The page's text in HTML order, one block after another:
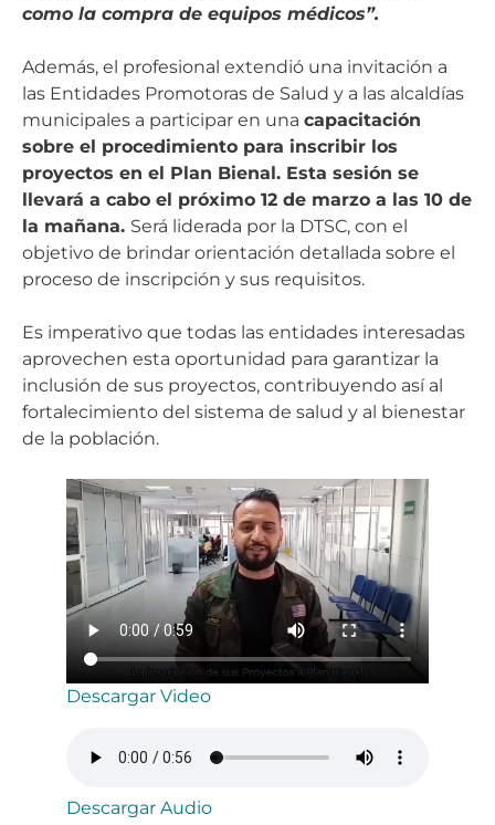
como la compra de equipos médicos”.
Además, el profesional extendió una invitación a
las Entidades Promotoras de Salud y a las alcaldías
municipales a participar en una capacitación
sobre el procedimiento para inscribir los
proyectos en el Plan Bienal. Esta sesión se
llevará a cabo el próximo 12 de marzo a las 10 de
la mañana. Será liderada por la DTSC, con el
objetivo de brindar orientación detallada sobre el
proceso de inscripción y sus requisitos.
Es imperativo que todas las entidades interesadas
aprovechen esta oportunidad para garantizar la
inclusión de sus proyectos, contribuyendo así al
fortalecimiento del sistema de salud y al bienestar
de la población.
Descargar Video
Descargar Audio